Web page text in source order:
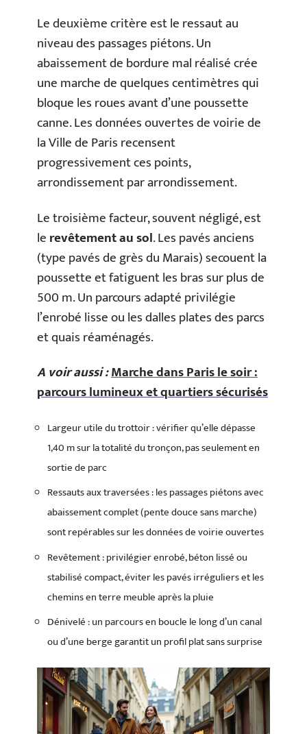
Le deuxième critère est le ressaut au
niveau des passages piétons. Un
abaissement de bordure mal réalisé crée
une marche de quelques centimètres qui
bloque les roues avant d’une poussette
canne. Les données ouvertes de voirie de
la Ville de Paris recensent
progressivement ces points,
arrondissement par arrondissement.
Le troisième facteur, souvent négligé, est
lerevêtement au sol. Les pavés anciens
(type pavés de grès du Marais) secouent la
poussette et fatiguent les bras sur plus de
500 m. Un parcours adapté privilégie
l’enrobé lisse ou les dalles plates des parcs
et quais réaménagés.
A voir aussi :Marche dans Paris le soir :
parcours lumineux et quartiers sécurisés
Largeur utile du trottoir : vérifier qu’elle dépasse
1,40 m sur la totalité du tronçon, pas seulement en
sortie de parc
Ressauts aux traversées : les passages piétons avec
abaissement complet (pente douce sans marche)
sont repérables sur les données de voirie ouvertes
Revêtement : privilégier enrobé, béton lissé ou
stabilisé compact, éviter les pavés irréguliers et les
chemins en terre meuble après la pluie
Dénivelé : un parcours en boucle le long d’un canal
ou d’une berge garantit un profil plat sans surprise